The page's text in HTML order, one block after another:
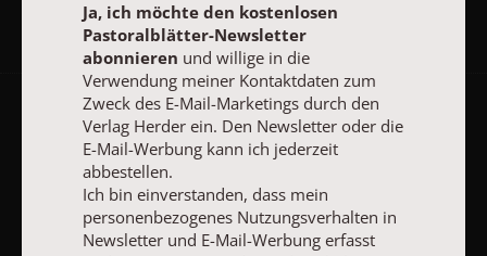
AGB und Widerrufsbelehrung Datenschutz Barrierefreiheit
Impressum
Vertrag widerrufen Abo online kündigen
Ja, ich möchte den kostenlosen
Pastoralblätter-Newsletter
abonnieren und willige in die
Verwendung meiner Kontaktdaten zum
Zweck des E-Mail-Marketings durch den
Verlag Herder ein. Den Newsletter oder die
E-Mail-Werbung kann ich jederzeit
abbestellen.
Ich bin einverstanden, dass mein
personenbezogenes Nutzungsverhalten in
Newsletter und E-Mail-Werbung erfasst